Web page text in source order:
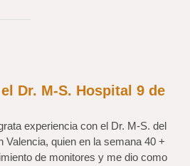
Dr. M-S. Hospital 9 de
experiencia con el Dr. M-S. del
Valencia, quien en la semana 40 +
de monitores y me dio como